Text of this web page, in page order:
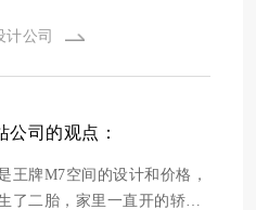
制作公司有哪些，安丘制作
公司
公司的观点：
王牌M7空间的设计和价格，
了二胎，家里一直开的轿车